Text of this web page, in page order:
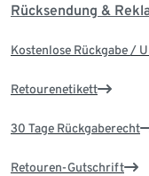
Rücksendung &
Kostenlose Rückgabe /
Retourenetikett
30 Tage Rückgaberecht
Retouren-Gutschrift